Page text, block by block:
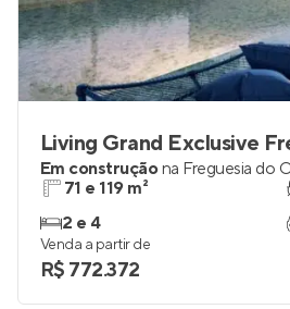
Living Grand Exclusive
Em construçãona Freguesia do
71 e 119 m²
2 e 4
Venda a partir de
R$ 772.372